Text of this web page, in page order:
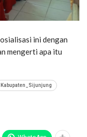
ini dengan
mengerti apa itu
Kabupaten_Sijunjung